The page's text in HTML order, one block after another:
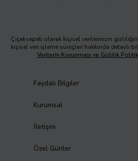
Çiçeksepeti olarak kişisel verilerinizin
kişisel veri işleme süreçleri hakkında detaylı
Verilerin Korunması ve Gizlilik
Faydalı Bilgiler
Kurumsal
İletişim
Özel Günler